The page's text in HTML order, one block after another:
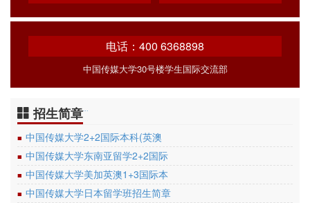
电话：400 6368898
中国传媒大学30号楼学生国际交流部
招生简章
■ 中国传媒大学2+2国际本科(英澳
■ 中国传媒大学东南亚留学2+2国际
■ 中国传媒大学美加英澳1+3国际本
■ 中国传媒大学日本留学班招生简章